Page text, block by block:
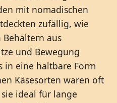
mit nomadischen
zufällig, wie
aus
und Bewegung
in eine haltbare Form
Käsesorten waren oft
ideal für lange